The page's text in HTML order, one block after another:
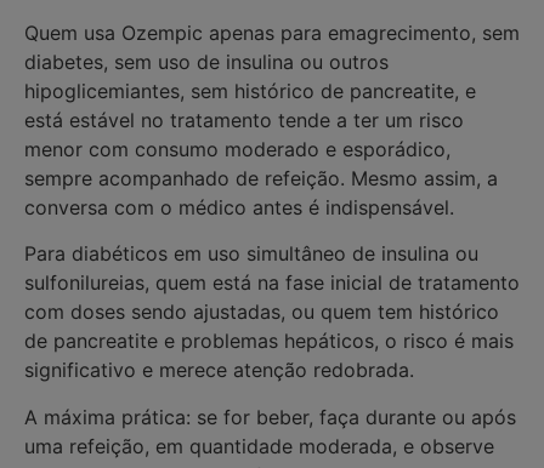
Quem usa Ozempic apenas para emagrecimento, sem
diabetes, sem uso de insulina ou outros
hipoglicemiantes, sem histórico de pancreatite, e
está estável no tratamento tende a ter um risco
menor com consumo moderado e esporádico,
sempre acompanhado de refeição. Mesmo assim, a
conversa com o médico antes é indispensável.
Para diabéticos em uso simultâneo de insulina ou
sulfonilureias, quem está na fase inicial de tratamento
com doses sendo ajustadas, ou quem tem histórico
de pancreatite e problemas hepáticos, o risco é mais
significativo e merece atenção redobrada.
A máxima prática: se for beber, faça durante ou após
uma refeição, em quantidade moderada, e observe